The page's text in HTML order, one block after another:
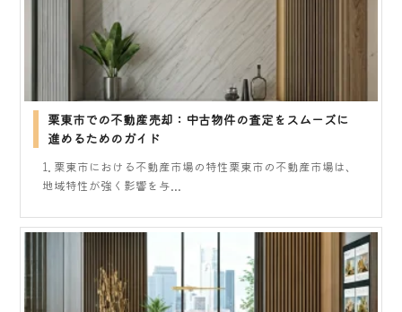
栗東市での不動産売却：中古物件の査定をスムーズに
進めるためのガイド
1. 栗東市における不動産市場の特性栗東市の不動産市場は、
地域特性が強く影響を与...